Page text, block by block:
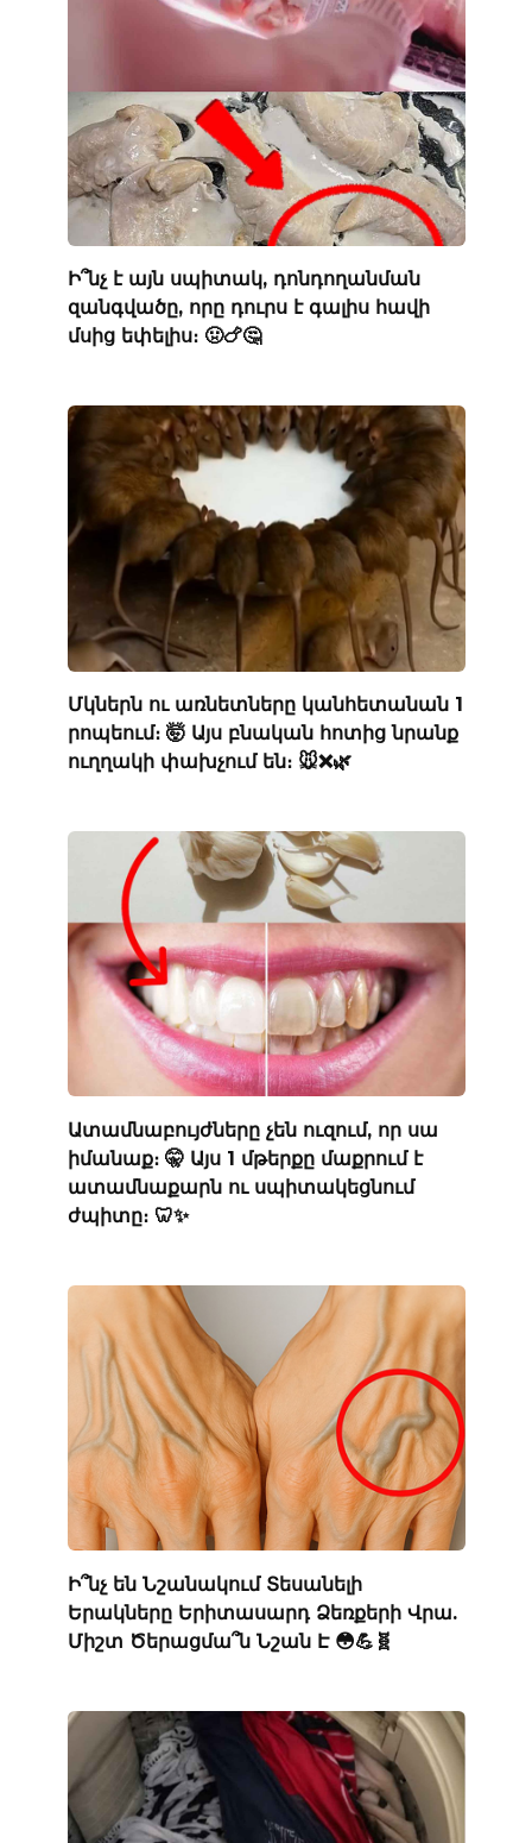
Ի՞նչ է այն սպիտակ, դոնդողանման
զանգվածը, որը դուրս է գալիս հավի
մսից եփելիս։ 🤢🍗🤔
Մկներն ու առնետները կանհետանան 1
րոպեում։ 🤯 Այս բնական հոտից նրանք
ուղղակի փախչում են։ 🐭❌🌿
Ատամնաբույժները չեն ուզում, որ սա
իմանաք։ 🤫 Այս 1 մթերքը մաքրում է
ատամնաքարն ու սպիտակեցնում
ժպիտը։ 🦷✨
Ի՞նչ են Նշանակում Տեսանելի
Երակները Երիտասարդ Ձեռքերի Վրա.
Միշտ Ծերացմա՞ն Նշան Է 😳💪🧬